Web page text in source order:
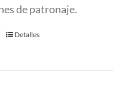
de patronaje.
Detalles